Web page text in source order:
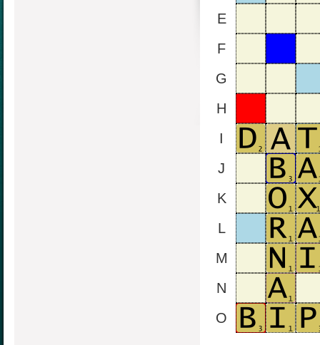
E
F
G
H
I
J
K
L
M
N
O